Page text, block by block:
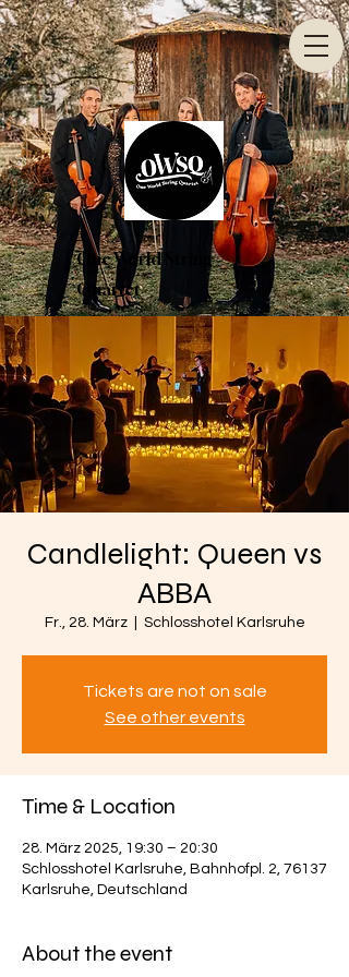
One World String
Quartet
Candlelight: Queen vs
ABBA
Fr., 28. März
  |
Schlosshotel Karlsruhe
Tickets are not on sale
See other events
Time & Location
28. März 2025, 19:30 – 20:30
Schlosshotel Karlsruhe, Bahnhofpl. 2, 76137
Karlsruhe, Deutschland
About the event